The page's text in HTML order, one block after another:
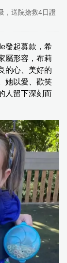
，送院搶救4日證
發起募款，希
屬形容，布莉
的心、美好的
她以愛、歡笑
人留下深刻而